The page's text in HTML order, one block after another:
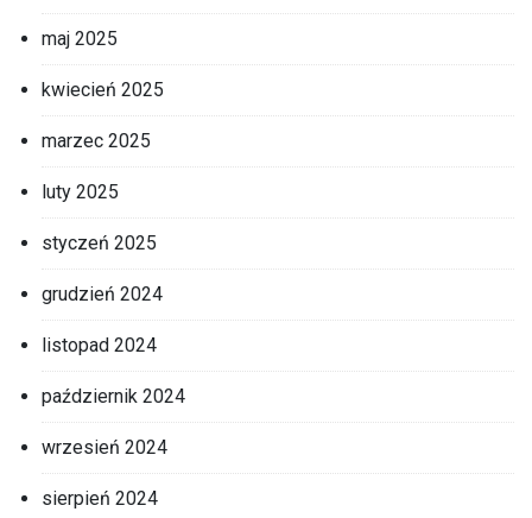
maj 2025
kwiecień 2025
marzec 2025
luty 2025
styczeń 2025
grudzień 2024
listopad 2024
październik 2024
wrzesień 2024
sierpień 2024